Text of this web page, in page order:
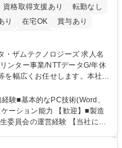
資格取得支援あり
転勤なし
り 在宅OK
賞与あり
ムテクノロジーズ 求人名
ンター事業/NTTデータG/年休
業務だけではなく、社員や現
応じて柔軟に対応いただくこ
確認■採用業務のサポート■来
験■基本的なPC技術(Word、
ーション能力 【歓迎】■製造
運営経験 【当社につ